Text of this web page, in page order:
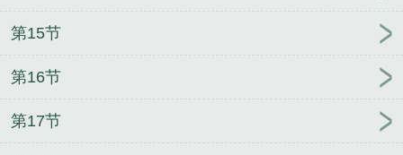
第15节
第16节
第17节